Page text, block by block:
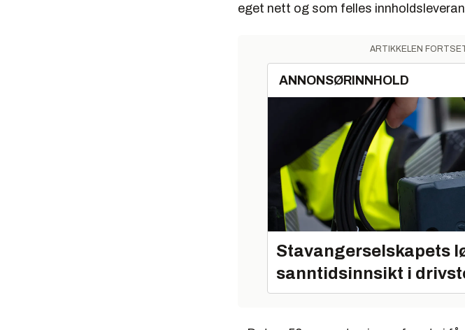
eget nett og som felles
ARTIKKELEN
ANNONSØRINNHOLD
Stavangerselskapets
sanntidsinnsikt i